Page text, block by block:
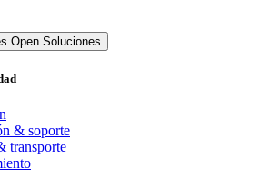
Open Soluciones
& soporte
transporte